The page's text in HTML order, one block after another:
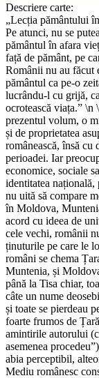
Descriere carte:
„Lecția pământului
Pe atunci, nu se
pământul în afara
față de pământ, pe
Românii nu au făcut
pământul ca pe-o
lucrându-l cu grijă,
ocrotească viața.”
prezentul volum, o
și de proprietatea
românească, însă cu
perioadei. Iar
economice, sociale
identitatea națională,
nu uită să compare
în Moldova,
acord cu ideea de
cele vechi, românii
ținuturile pe care le
români se chema
Muntenia, și
până la Tisa chiar,
câte un nume
și toate se pierdeau
foarte frumos de
amintirile autorului
asemenea
abia perceptibil,
Mediu românesc